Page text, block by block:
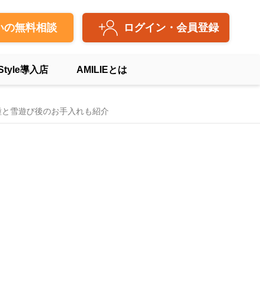
の無料相談 ログイン・会員登録
導入店 AMILIEとは
雪遊び後のお手入れも紹介